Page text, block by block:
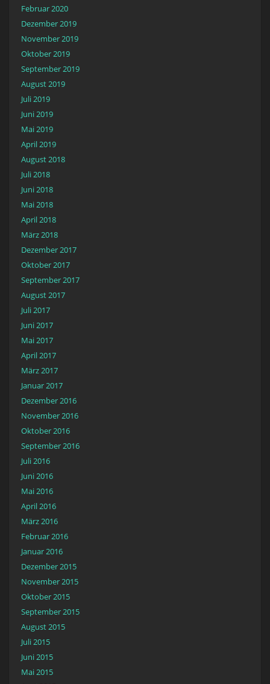
Februar 2020
Dezember 2019
November 2019
Oktober 2019
September 2019
August 2019
Juli 2019
Juni 2019
Mai 2019
April 2019
August 2018
Juli 2018
Juni 2018
Mai 2018
April 2018
März 2018
Dezember 2017
Oktober 2017
September 2017
August 2017
Juli 2017
Juni 2017
Mai 2017
April 2017
März 2017
Januar 2017
Dezember 2016
November 2016
Oktober 2016
September 2016
Juli 2016
Juni 2016
Mai 2016
April 2016
März 2016
Februar 2016
Januar 2016
Dezember 2015
November 2015
Oktober 2015
September 2015
August 2015
Juli 2015
Juni 2015
Mai 2015